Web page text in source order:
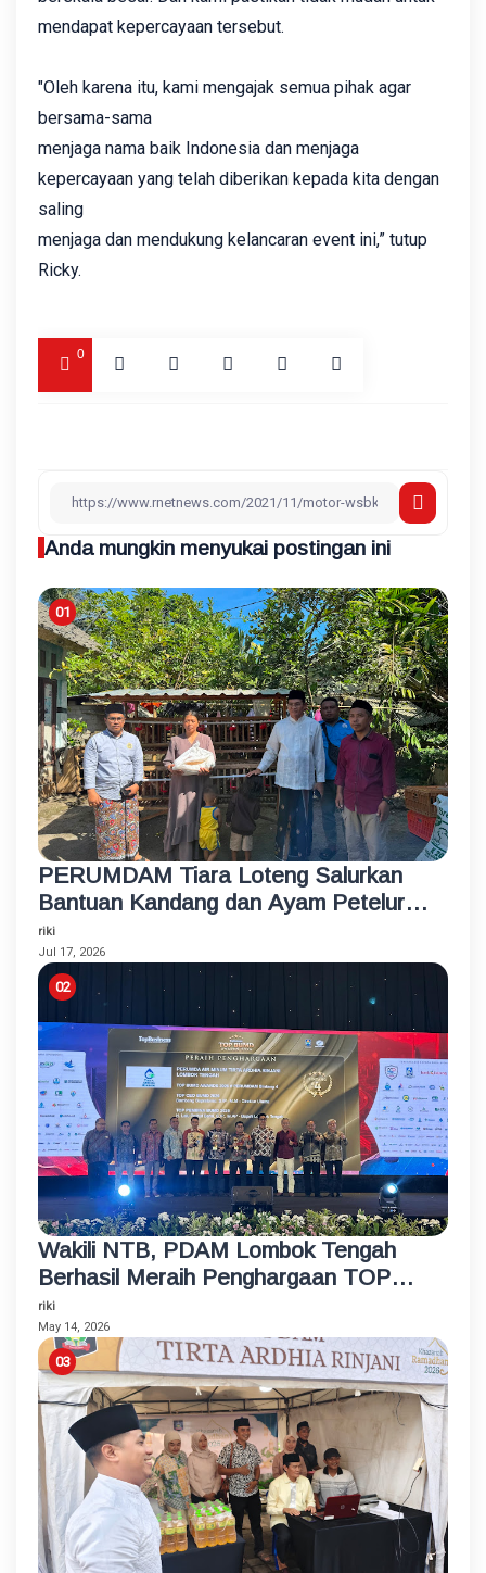
mendapat kepercayaan tersebut.
"Oleh karena itu, kami mengajak semua pihak agar
bersama-sama
menjaga nama baik Indonesia dan menjaga
kepercayaan yang telah diberikan kepada kita dengan
saling
menjaga dan mendukung kelancaran event ini,” tutup
Ricky.
0
Anda mungkin menyukai postingan ini
PERUMDAM Tiara Loteng Salurkan
Bantuan Kandang dan Ayam Petelur
Rumahan untuk Santri Korban
Kebakaran
riki
Jul 17, 2026
Wakili NTB, PDAM Lombok Tengah
Berhasil Meraih Penghargaan TOP
BUMD Bintang 4 Tahun 2026
riki
May 14, 2026